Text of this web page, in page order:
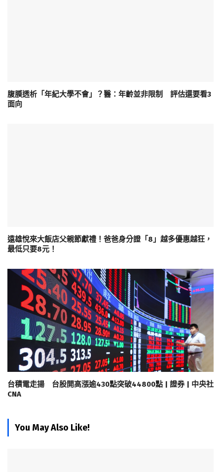
腹膜透析「年紀大學不會」？醫：年齡並非限制 評估還要看3
面向
遠雄悅來大飯店父親節獻禮！爸爸身分證「8」越多優惠越狂，
最低只要8元！
台積電走揚 台股開高漲逾430點突破44800點 | 證券 | 中央社
CNA
You May Also Like!